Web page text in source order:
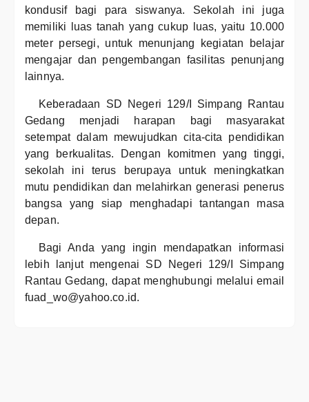
kondusif bagi para siswanya. Sekolah ini juga
memiliki luas tanah yang cukup luas, yaitu 10.000
meter persegi, untuk menunjang kegiatan belajar
mengajar dan pengembangan fasilitas penunjang
lainnya.
Keberadaan SD Negeri 129/I Simpang Rantau
Gedang menjadi harapan bagi masyarakat
setempat dalam mewujudkan cita-cita pendidikan
yang berkualitas. Dengan komitmen yang tinggi,
sekolah ini terus berupaya untuk meningkatkan
mutu pendidikan dan melahirkan generasi penerus
bangsa yang siap menghadapi tantangan masa
depan.
Bagi Anda yang ingin mendapatkan informasi
lebih lanjut mengenai SD Negeri 129/I Simpang
Rantau Gedang, dapat menghubungi melalui email
fuad_wo@yahoo.co.id.